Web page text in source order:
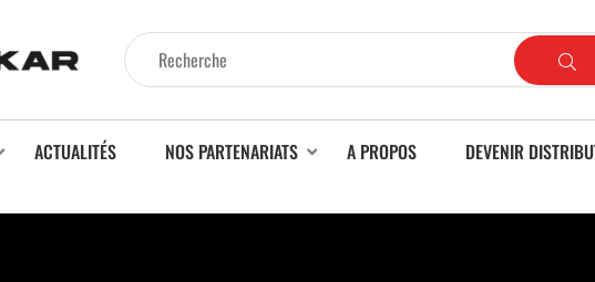
ACTUALITÉS NOS PARTENARIATS A PROPOS
DEVENIR